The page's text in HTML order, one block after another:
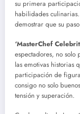
su primera
habilidades
demostrar que su
‘MasterChef
espectadores, no
las emotivas historias
participación de
consigo no solo
tensión y superación.